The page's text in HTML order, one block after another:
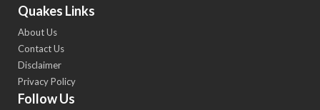
Quakes Links
About Us
Contact Us
Disclaimer
Privacy Policy
Follow Us